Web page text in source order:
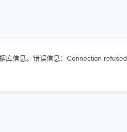
库信息。错误信息：Connection refused